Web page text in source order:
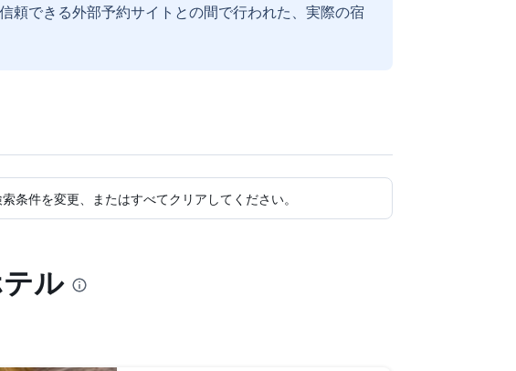
頼できる外部予約サイトとの間で行われた、実際の宿
条件を変更、またはすべてクリアしてください。
ル